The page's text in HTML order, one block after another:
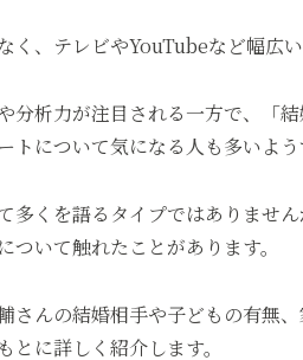
く、テレビやYouTubeなど幅広
分析力が注目される一方で、「
トについて気になる人も多いよう
多くを語るタイプではありませ
いて触れたことがあります。
さんの結婚相手や子どもの有無
に詳しく紹介します。